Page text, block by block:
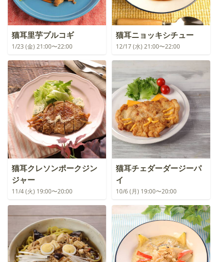
猫耳里芋プルコギ
1/23 (金) 21:00〜22:00
猫耳ニョッキシチュー
12/17 (水) 21:00〜22:00
猫耳クレソンポークジン
ジャー
11/4 (火) 19:00〜20:00
猫耳チェダーダージーパ
イ
10/6 (月) 19:00〜20:00